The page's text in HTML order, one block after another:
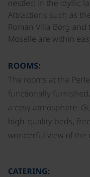
nestled in the idyllic
Attractions such as
Roman Villa Borg
Moselle are within
ROOMS:
The rooms at the
functionally
a cosy atmosphere.
high-quality beds,
wonderful view of the
CATERING: